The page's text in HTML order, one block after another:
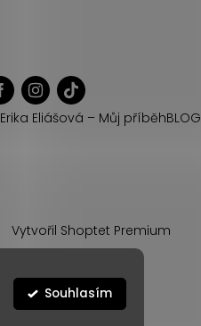
Souhlasím
Erika Eliášová – Můj příběhBLOG
Vytvořil Shoptet Premium